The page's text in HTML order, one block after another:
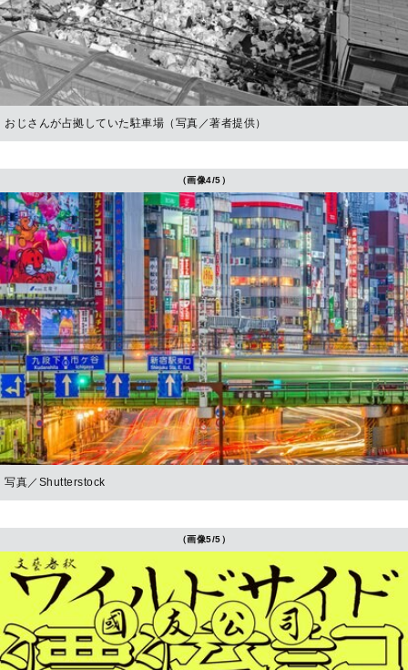
おじさんが占拠していた駐車場（写真／著者提供）
（画像4/5）
写真／Shutterstock
（画像5/5）